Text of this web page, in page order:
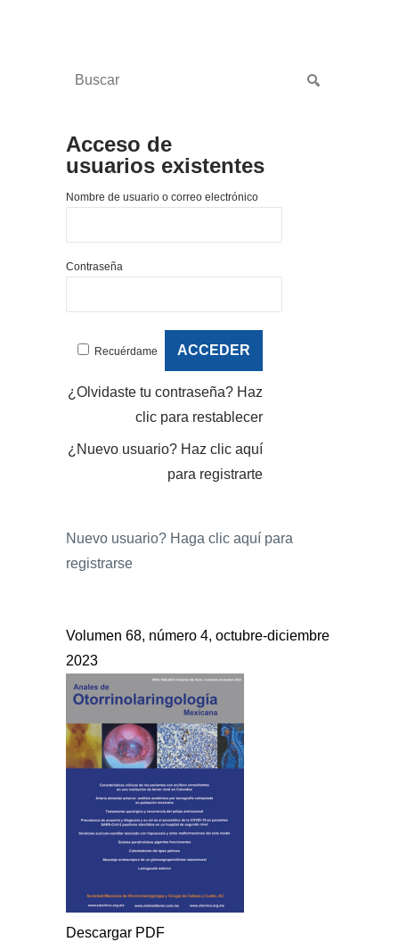
Acceso de
usuarios existentes
Nombre de usuario o correo electrónico
Contraseña
Recuérdame
¿Olvidaste tu contraseña? Haz
clic para restablecer
¿Nuevo usuario? Haz clic aquí
para registrarte
Nuevo usuario? Haga clic aquí para
registrarse
Volumen 68, número 4, octubre-diciembre
2023
Descargar PDF